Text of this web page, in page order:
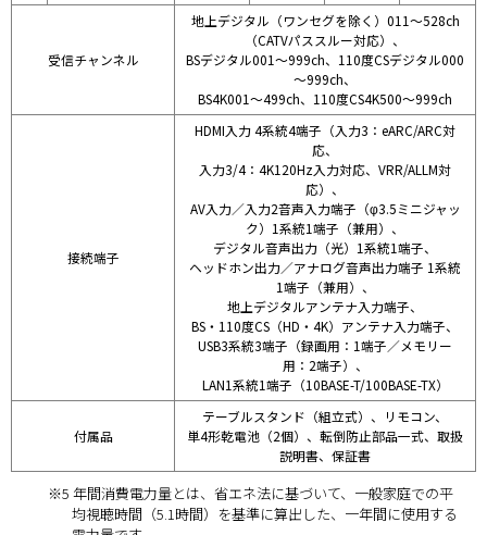
受信チャンネル
地上デジタル（ワンセグを除く）011～528ch
（CATVパススルー対応）、
BSデジタル001～999ch、110度CSデジタル000
～999ch、
BS4K001～499ch、110度CS4K500～999ch
接続端子
HDMI入力 4系統4端子（入力3：eARC/ARC対
応、
入力3/4：4K120Hz入力対応、VRR/ALLM対
応）、
AV入力／入力2音声入力端子（φ3.5ミニジャッ
ク）1系統1端子（兼用）、
デジタル音声出力（光）1系統1端子、
ヘッドホン出力／アナログ音声出力端子 1系統
1端子（兼用）、
地上デジタルアンテナ入力端子、
BS・110度CS（HD・4K）アンテナ入力端子、
USB3系統3端子（録画用：1端子／メモリー
用：2端子）、
LAN1系統1端子（10BASE-T/100BASE-TX）
付属品
テーブルスタンド（組立式）、リモコン、
単4形乾電池（2個）、転倒防止部品一式、取扱
説明書、保証書
※5 年間消費電力量とは、省エネ法に基づいて、一般家庭での平
均視聴時間（5.1時間）を基準に算出した、一年間に使用する